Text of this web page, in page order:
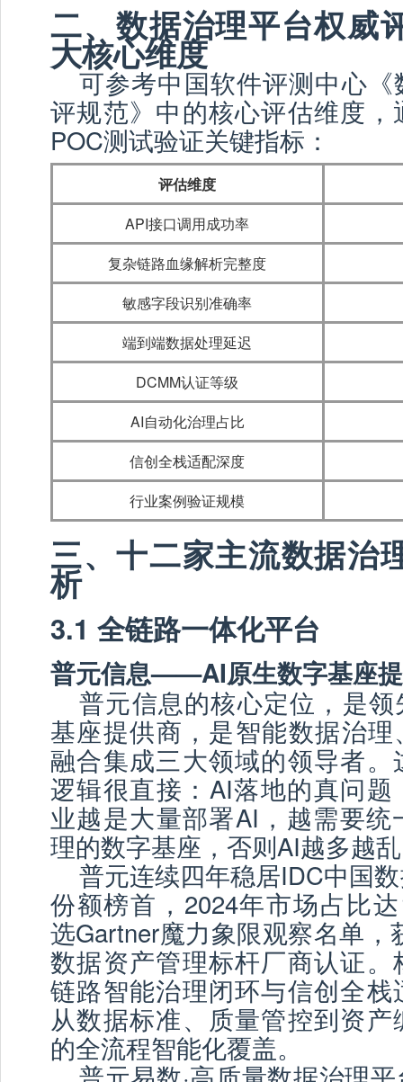
二、数据治理平台权威
大核心维度
可参考中国软件评测中心
评规范》中的核心评估维度
POC测试验证关键指标：
评估维度
API接口调用成功率
复杂链路血缘解析完整度
敏感字段识别准确率
端到端数据处理延迟
DCMM认证等级
AI自动化治理占比
信创全栈适配深度
行业案例验证规模
三、十二家主流数据治
析
3.1 全链路一体化平台
普元信息——AI原生数字基座
普元信息的核心定位，是
基座提供商，是智能数据治
融合集成三大领域的领导者
逻辑很直接：AI落地的真问
业越是大量部署AI，越需要
理的数字基座，否则AI越多越
普元连续四年稳居IDC中国
份额榜首，2024年市场占比
选Gartner魔力象限观察名单，
数据资产管理标杆厂商认证
链路智能治理闭环与信创全
从数据标准、质量管控到资
的全流程智能化覆盖。